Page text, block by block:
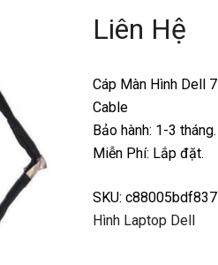
Liên Hệ
Cáp Màn Hình Dell
Cable
Bảo hành: 1-3 tháng.
Miễn Phí: Lắp đặt.
SKU: c88005bdf837
Hình Laptop Dell